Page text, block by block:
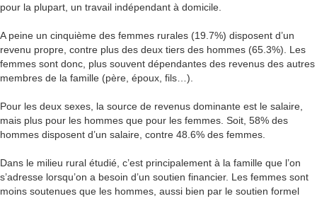
pour la plupart, un travail indépendant à domicile.
A peine un cinquième des femmes rurales (19.7%) disposent d’un
revenu propre, contre plus des deux tiers des hommes (65.3%). Les
femmes sont donc, plus souvent dépendantes des revenus des autres
membres de la famille (père, époux, fils…).
Pour les deux sexes, la source de revenus dominante est le salaire,
mais plus pour les hommes que pour les femmes. Soit, 58% des
hommes disposent d’un salaire, contre 48.6% des femmes.
Dans le milieu rural étudié, c’est principalement à la famille que l’on
s’adresse lorsqu’on a besoin d’un soutien financier. Les femmes sont
moins soutenues que les hommes, aussi bien par le soutien formel